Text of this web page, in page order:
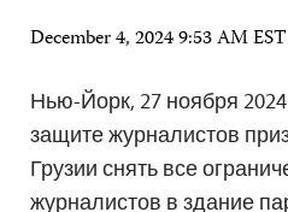
December 4, 2024 9:53 AM EST
Нью-Йорк, 27 ноября 2024
защите журналистов
Грузии снять все
журналистов в здание